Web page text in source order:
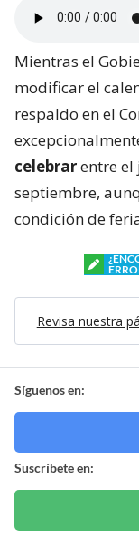
Mientras el
modificar el
respaldo en el
celebrarentre el
septiembre,
condición de
Revisa nuestra
Síguenos en:
Suscríbete en: